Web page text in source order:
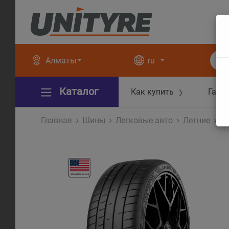
Алматы ru
Каталог Как купить ❯
Главная Шины Легковые авто Летние